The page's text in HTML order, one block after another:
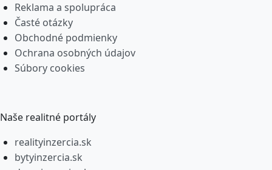
Reklama a spolupráca
Časté otázky
Obchodné podmienky
Ochrana osobných údajov
Súbory cookies
Naše realitné portály
realityinzercia.sk
bytyinzercia.sk